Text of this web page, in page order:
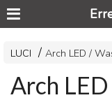
LUCI Arch LED /
Arch